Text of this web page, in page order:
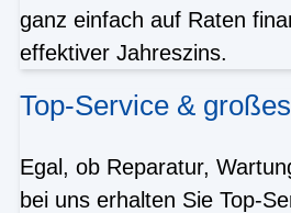
ganz einfach auf Raten
effektiver Jahreszins.
Top-Service &
Egal, ob Reparatur,
bei uns erhalten Sie Top-